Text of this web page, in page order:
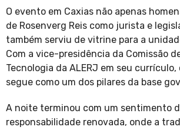
O evento em Caxias não apenas
de Rosenverg Reis como jurista e
também serviu de vitrine para a
Com a vice-presidência da Comissão
Tecnologia da ALERJ em seu
segue como um dos pilares da base
A noite terminou com um sentimento
responsabilidade renovada, onde a